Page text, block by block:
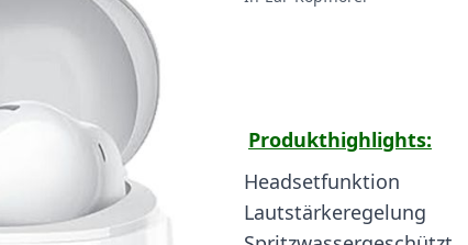
Produkthighlights:
Headsetfunktion
Lautstärkeregelung